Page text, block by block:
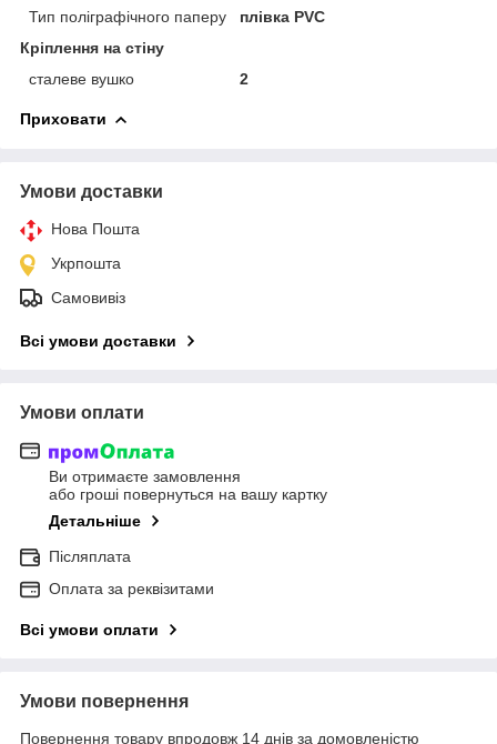
Тип поліграфічного паперу
плівка PVC
Кріплення на стіну
сталеве вушко
2
Приховати
Умови доставки
Нова Пошта
Укрпошта
Самовивіз
Всі умови доставки
Умови оплати
Ви отримаєте замовлення
або гроші повернуться на вашу картку
Детальніше
Післяплата
Оплата за реквізитами
Всі умови оплати
Умови повернення
Повернення товару впродовж 14 днів за домовленістю